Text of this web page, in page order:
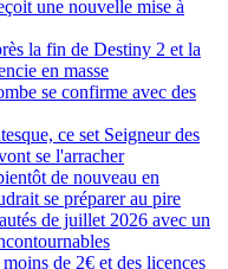
une nouvelle mise à
la fin de Destiny 2 et la
en masse
se confirme avec des
ce set Seigneur des
se l'arracher
de nouveau en
se préparer au pire
de juillet 2026 avec un
de 2€ et des licences